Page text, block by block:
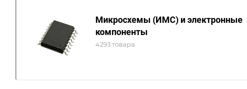
Микросхемы (ИМС) и электронные
компоненты
4293 товара